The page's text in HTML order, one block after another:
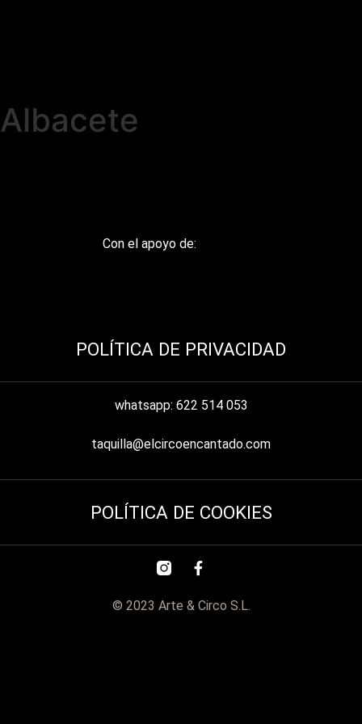
Albacete
Con el apoyo de:
POLÍTICA DE PRIVACIDAD
whatsapp: 622 514 053
taquilla@elcircoencantado.com
POLÍTICA DE COOKIES
© 2023 Arte & Circo S.L.